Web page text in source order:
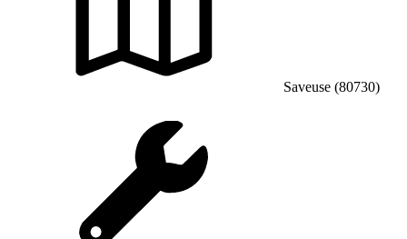
Saveuse (80730)